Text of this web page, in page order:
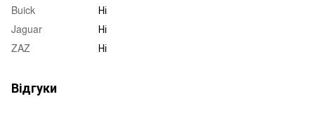
Buick
Ні
Jaguar
Ні
ZAZ
Ні
Відгуки